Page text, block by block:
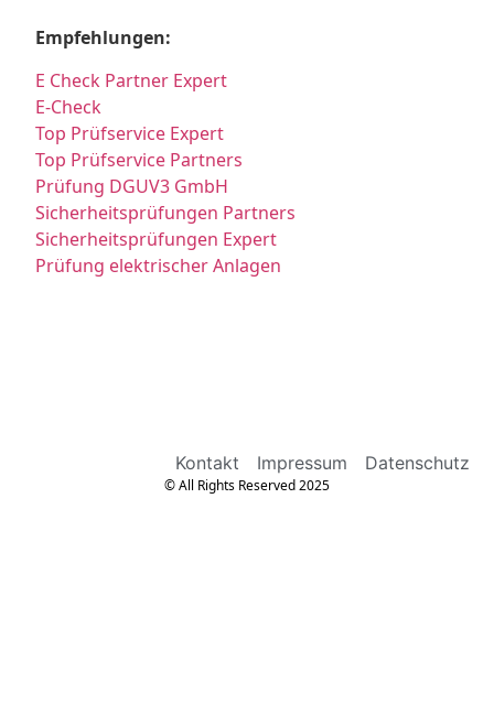
Empfehlungen:
E Check Partner Expert
E-Check
Top Prüfservice Expert
Top Prüfservice Partners
Prüfung DGUV3 GmbH
Sicherheitsprüfungen Partners
Sicherheitsprüfungen Expert
Prüfung elektrischer Anlagen
Kontakt Impressum Datenschutz
© All Rights Reserved 2025